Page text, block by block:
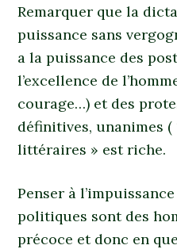
Remarquer que la
puissance sans
a la puissance des
l’excellence de
courage…) et des
définitives, unanimes (
littéraires » est riche.
Penser à
politiques sont des
précoce et donc en